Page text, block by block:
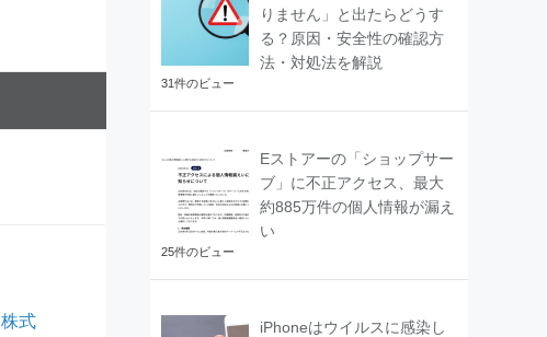
株式
りません」と出たらどうす
る？原因・安全性の確認方
法・対処法を解説
31件のビュー
Eストアーの「ショップサー
ブ」に不正アクセス、最大
約885万件の個人情報が漏え
い
25件のビュー
iPhoneはウイルスに感染し